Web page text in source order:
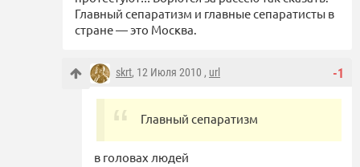
Главный сепаратизм и главные сепаратисты в
стране — это Москва.
-1
skrt, 12 Июля 2010 , url
Главный сепаратизм
в головах людей